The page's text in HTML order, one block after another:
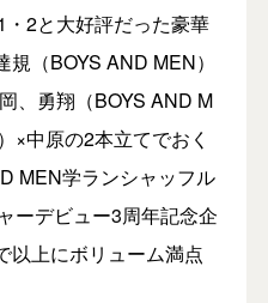
・2と大好評だった豪華
（BOYS AND MEN）
、勇翔（BOYS AND M
×中原の2本立てでおく
MEN学ランシャッフル
ーデビュー3周年記念企
以上にボリューム満点